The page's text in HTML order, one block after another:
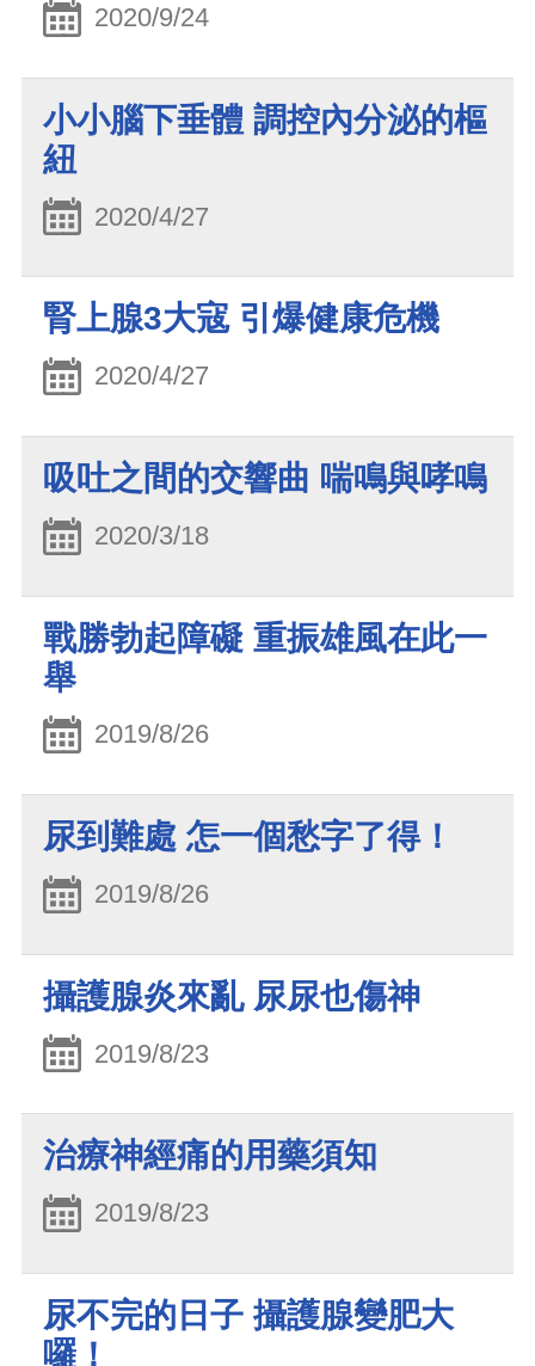
2020/9/24
小小腦下垂體 調控內分泌的樞
紐
2020/4/27
腎上腺3大寇 引爆健康危機
2020/4/27
吸吐之間的交響曲 喘鳴與哮鳴
2020/3/18
戰勝勃起障礙 重振雄風在此一
舉
2019/8/26
尿到難處 怎一個愁字了得！
2019/8/26
攝護腺炎來亂 尿尿也傷神
2019/8/23
治療神經痛的用藥須知
2019/8/23
尿不完的日子 攝護腺變肥大
囉！